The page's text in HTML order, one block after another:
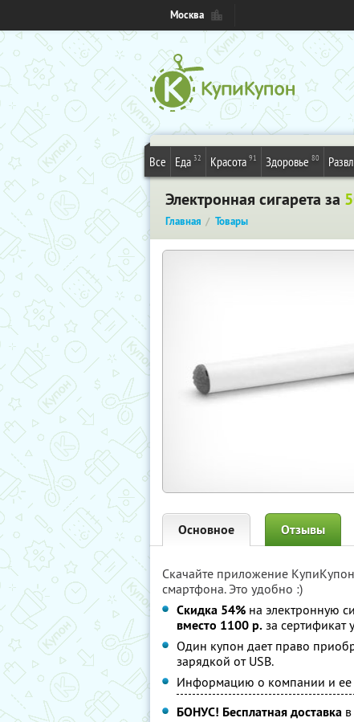
Москва
Все Еда 32 Красота 91 Здоровье 80
Электронная сигарета за
Главная Товары
Основное Отзывы
Скачайте приложение
смартфона. Это удобно :)
Скидка 54% на электронную
вместо 1100 р. за сертификат
Один купон дает право
зарядкой от USB.
Информацию о компании и ее
БОНУС! Бесплатная доставка